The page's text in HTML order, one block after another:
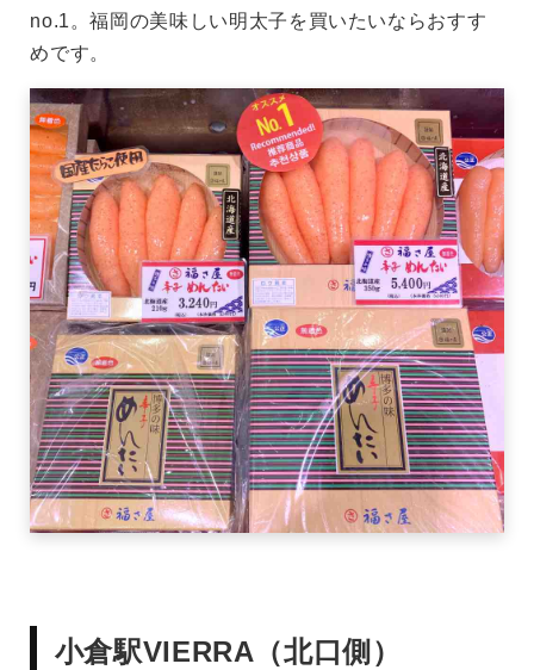
no.1。福岡の美味しい明太子を買いたいならおすす
めです。
小倉駅VIERRA（北口側）